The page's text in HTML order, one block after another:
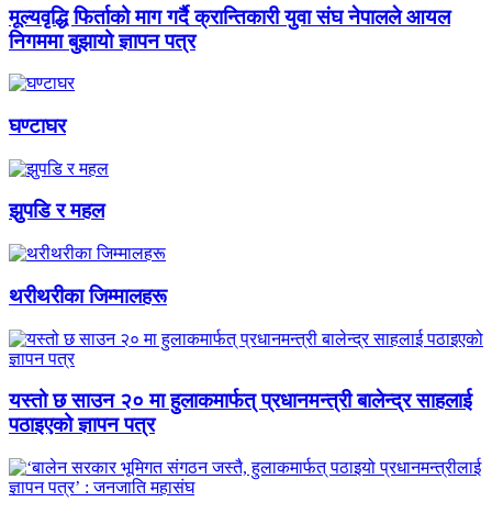
मूल्यवृद्धि फिर्ताको माग गर्दै क्रान्तिकारी युवा संघ नेपालले आयल
निगममा बुझायो ज्ञापन पत्र
घण्टाघर
झुपडि र महल
थरीथरीका जिम्मालहरू
यस्तो छ साउन २० मा हुलाकमार्फत् प्रधानमन्त्री बालेन्द्र साहलाई
पठाइएको ज्ञापन पत्र